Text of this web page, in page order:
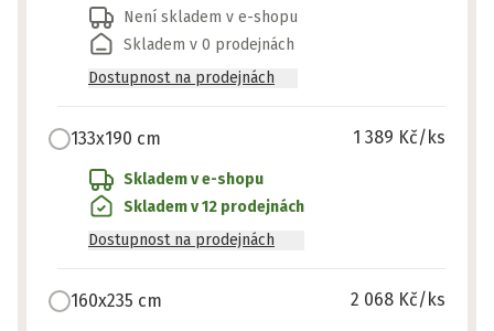
Není skladem v e-shopu
Skladem v 0 prodejnách
Dostupnost na prodejnách
133x190 cm 1 389 Kč/ks
Skladem v e-shopu
Skladem v 12 prodejnách
Dostupnost na prodejnách
160x235 cm 2 068 Kč/ks